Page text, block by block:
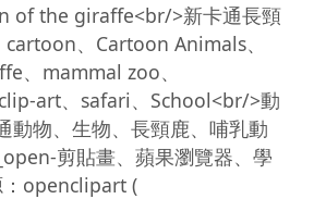
of the giraffe<br/>新卡通長頸
、Cartoon Animals、
、mammal zoo、
art、safari、School<br/>動
動物、生物、長頸鹿、哺乳動
剪貼畫、蘋果瀏覽器、學
openclipart (